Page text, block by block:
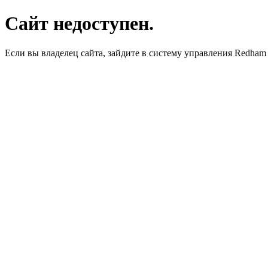
Сайт недоступен.
Если вы владелец сайта, зайдите в систему управления